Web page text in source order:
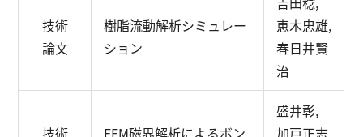
技術
論文
樹脂流動解析シミュレー
ション
恵木忠雄,
春日井賢
治
技術
FEM磁界解析によるボン
盛井彰,
加戸正志,